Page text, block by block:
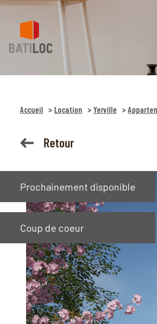
Accueil Location Yerville
Retour
Prochainement disponible
Coup de coeur